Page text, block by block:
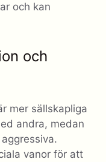
och kan
och
mer sällskapliga
andra, medan
vanor för att